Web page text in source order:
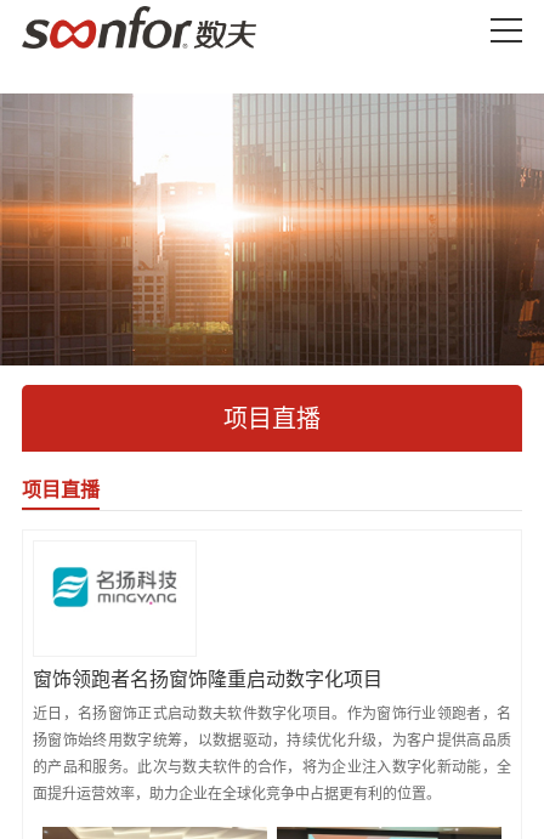
项目直播
项目直播
窗饰领跑者名扬窗饰隆重启动数字化项目
近日，名扬窗饰正式启动数夫软件数字化项目。作为窗饰行业领跑者，名
扬窗饰始终用数字统筹，以数据驱动，持续优化升级，为客户提供高品质
的产品和服务。此次与数夫软件的合作，将为企业注入数字化新动能，全
面提升运营效率，助力企业在全球化竞争中占据更有利的位置。